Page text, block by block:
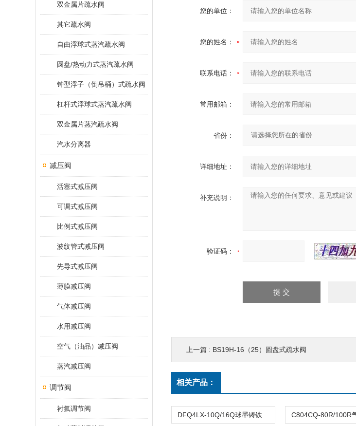
双金属片疏水阀
其它疏水阀
自由浮球式蒸汽疏水阀
圆盘/热动力式蒸汽疏水阀
钟型浮子（倒吊桶）式疏水阀
杠杆式浮球式蒸汽疏水阀
双金属片蒸汽疏水阀
汽水分离器
减压阀
活塞式减压阀
可调式减压阀
比例式减压阀
波纹管式减压阀
先导式减压阀
薄膜减压阀
气体减压阀
水用减压阀
空气（油品）减压阀
蒸汽减压阀
调节阀
衬氟调节阀
您的单位：
您的姓名：
联系电话：
常用邮箱：
省份：
详细地址：
补充说明：
验证码：
上一篇 : BS19H-16（25）圆盘式疏水阀
相关产品：